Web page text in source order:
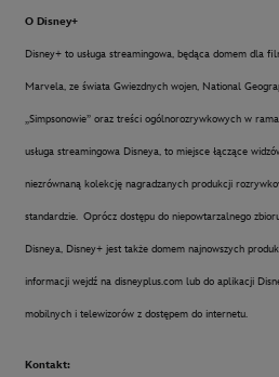
O Disney+
Disney+ to usługa streamingowa, będąca domem dla
Marvela, ze świata Gwiezdnych wojen, National
„Simpsonowie” oraz treści ogólnorozrywkowych w
usługa streamingowa Disneya, to miejsce łączące
niezrównaną kolekcję nagradzanych produkcji
standardzie. Oprócz dostępu do niepowtarzalnego
Disneya, Disney+ jest także domem najnowszych
informacji wejdź na disneyplus.com lub do aplikacji
mobilnych i telewizorów z dostępem do internetu.
Kontakt: